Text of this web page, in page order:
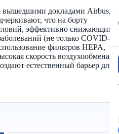
вышедшими докладами Airbus,
что на борту
эффективно снижающих
(не только COVID-
фильтров HEPA,
скорость воздухообмена,
естественный барьер для